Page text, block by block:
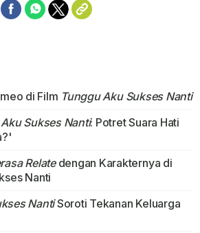
di Film Tunggu Aku Sukses Nanti
Sukses Nanti: Potret Suara Hati
Relatedengan Karakternya di
Nanti
NantiSoroti Tekanan Keluarga